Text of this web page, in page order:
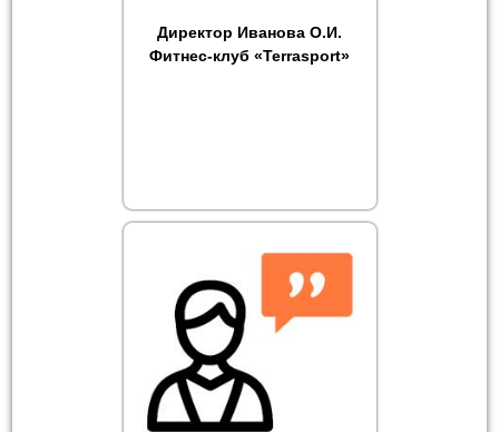
Директор Иванова О.И.
Фитнес-клуб «Terrasport»